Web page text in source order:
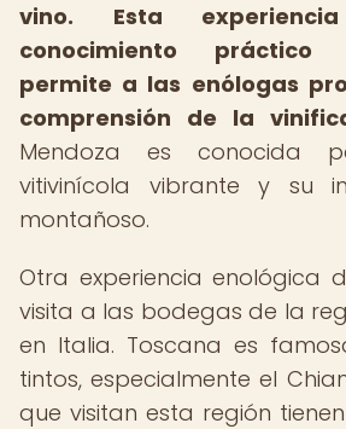
vino.
Esta
conocimiento
permite a las enólogas
comprensión de la
Mendoza es conocida
vitivinícola vibrante y su
montañoso.
Otra experiencia enológica
visita a las bodegas de la
en Italia. Toscana es
tintos, especialmente el
que visitan esta región